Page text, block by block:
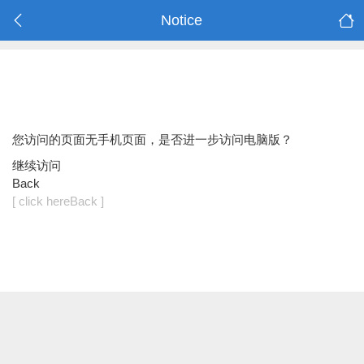
Notice
您访问的页面无手机页面，是否进一步访问电脑版？
继续访问
Back
[ click hereBack ]